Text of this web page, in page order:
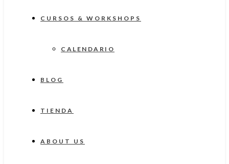
CURSOS & WORKSHOPS
CALENDARIO
BLOG
TIENDA
ABOUT US